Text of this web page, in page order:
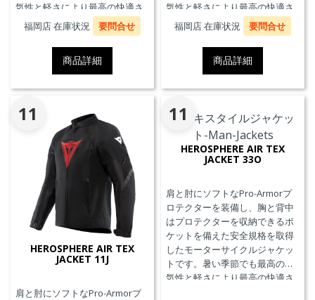
気性と軽さにより最高の快適さ
を実現します。
福岡店 在庫状況 要問合せ
商品詳細
気性と軽さにより最高の快適さ
を実現します。
福岡店 在庫状況 要問合せ
商品詳細
11
HEROSPHERE AIR TEX
JACKET 11J
肩と肘にソフトなPro-Armorプ
11
HEROSPHERE AIR TEX
JACKET 33O
肩と肘にソフトなPro-Armorプ
ロテクターを装備し、胸と背中
はプロテクターを収納できるポ
ケットを備えた安全規格を取得
したモーターサイクルジャケッ
トです。暑い季節でも最高の通
気性と軽さにより最高の快適さ